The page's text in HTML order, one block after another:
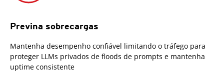
Previna sobrecargas
Mantenha desempenho confiável limitando o tráfego para
proteger LLMs privados de floods de prompts e mantenha
uptime consistente